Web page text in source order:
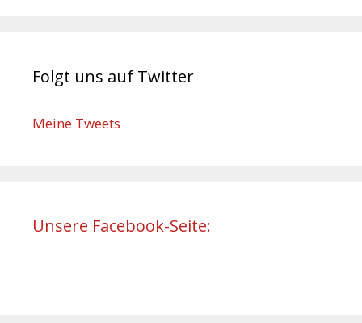
Folgt uns auf Twitter
Meine Tweets
Unsere Facebook-Seite: